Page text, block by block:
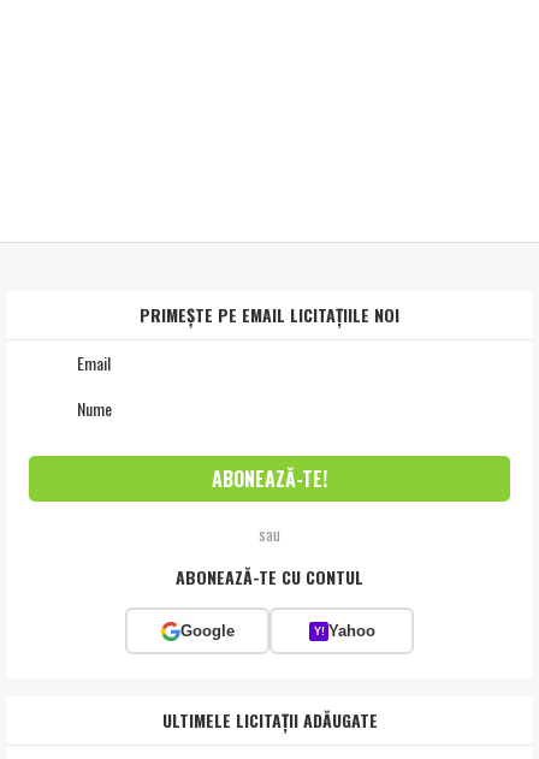
PRIMEȘTE PE EMAIL LICITAȚIILE NOI
sau
ABONEAZĂ-TE CU CONTUL
Google Y! Yahoo
ULTIMELE LICITAȚII ADĂUGATE